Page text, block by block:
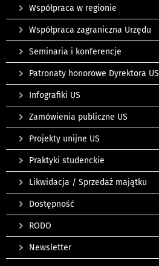
Współpraca w regionie
Współpraca zagraniczna Urzędu
Seminaria i konferencje
Patronaty honorowe Dyrektora US
Infografiki US
Zamówienia publiczne US
Projekty unijne US
Praktyki studenckie
Likwidacja / Sprzedaż majątku
Dostępność
RODO
Newsletter